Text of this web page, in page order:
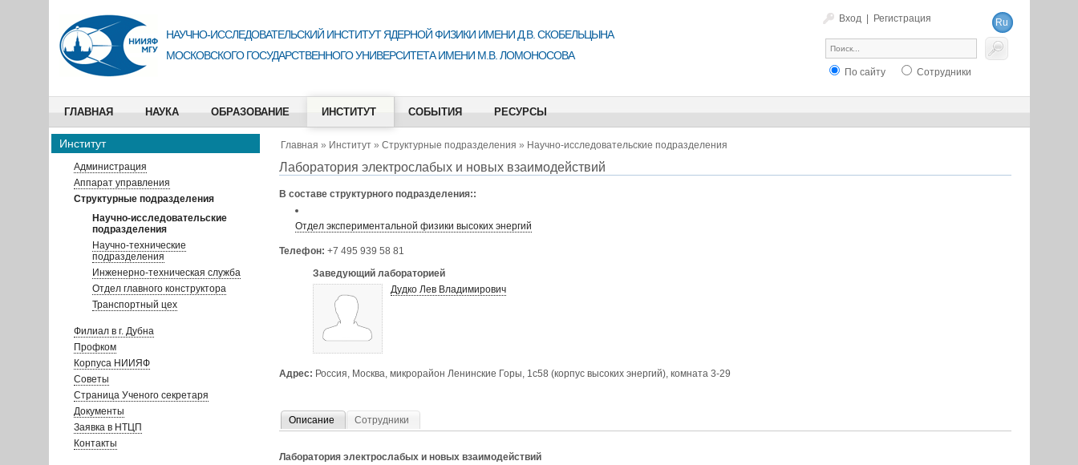
Вход Регистрация
Ru
En
НАУЧНО-ИССЛЕДОВАТЕЛЬСКИЙ ИНСТИТУТ ЯДЕРНОЙ ФИЗИКИ ИМЕНИ Д.В. СКОБЕЛЬЦЫНА
МОСКОВСКОГО ГОСУДАРСТВЕННОГО УНИВЕРСИТЕТА ИМЕНИ М.В. ЛОМОНОСОВА
По сайту Сотрудники
ГЛАВНАЯ НАУКА ОБРАЗОВАНИЕ ИНСТИТУТ СОБЫТИЯ РЕСУРСЫ
Институт
Администрация
Аппарат управления
Структурные подразделения
Научно-исследовательские
подразделения
Научно-технические
подразделения
Инженерно-техническая служба
Отдел главного конструктора
Транспортный цех
Филиал в г. Дубна
Профком
Корпуса НИИЯФ
Советы
Страница Ученого секретаря
Документы
Заявка в НТЦП
Контакты
Главная » Институт» Структурные подразделения » Научно-исследовательские подразделения
Лаборатория электрослабых и новых взаимодействий
В составе структурного подразделения::
Отдел экспериментальной физики высоких энергий
Телефон: +7 495 939 58 81
Заведующий лабораторией
Дудко Лев Владимирович
Адрес: Россия, Москва, микрорайон Ленинские Горы, 1с58 (корпус высоких энергий), комната 3-29
Описание Сотрудники
Лаборатория электрослабых и новых взаимодействий